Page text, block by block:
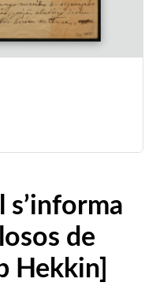
s’informa
de
Hekkin]